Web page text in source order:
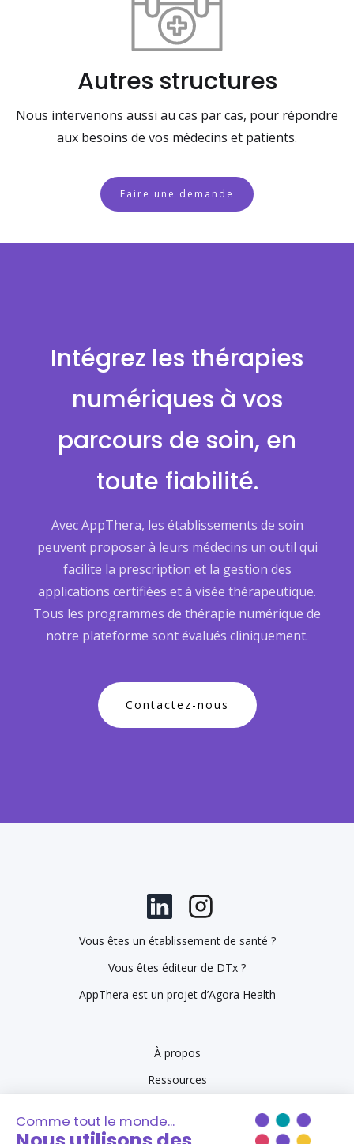
Autres structures
Nous intervenons aussi au cas par cas, pour répondre
aux besoins de vos médecins et patients.
Faire une demande
Intégrez les thérapies
numériques à vos
parcours de soin, en
toute fiabilité.
Avec AppThera, les établissements de soin
peuvent proposer à leurs médecins un outil qui
facilite la prescription et la gestion des
applications certifiées et à visée thérapeutique.
Tous les programmes de thérapie numérique de
notre plateforme sont évalués cliniquement.
Contactez-nous
Vous êtes un établissement de santé ?
Vous êtes éditeur de DTx ?
AppThera est un projet d’Agora Health
À propos
Ressources